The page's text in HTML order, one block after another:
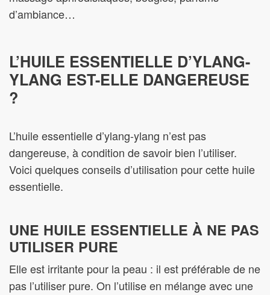
d’ambiance…
L’HUILE ESSENTIELLE D’YLANG-
YLANG EST-ELLE DANGEREUSE
?
L’huile essentielle d’ylang-ylang n’est pas
dangereuse, à condition de savoir bien l’utiliser.
Voici quelques conseils d’utilisation pour cette huile
essentielle.
UNE HUILE ESSENTIELLE À NE PAS
UTILISER PURE
Elle est irritante pour la peau : il est préférable de ne
pas l’utiliser pure. On l’utilise en mélange avec une